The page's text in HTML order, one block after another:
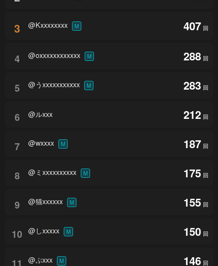
3 @Kxxxxxxxx M 407 回
4 @oxxxxxxxxxxxx M 288 回
5 @うxxxxxxxxxxx M 283 回
6 @ルxxx 212 回
7 @wxxxx M 187 回
8 @ミxxxxxxxxxx M 175 回
9 @猫xxxxxx M 155 回
10 @しxxxxx M 150 回
11 @ぷxxx M 146 回